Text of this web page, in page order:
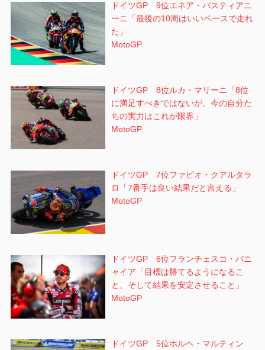
ドイツGP 9位エネア・バスティアニ
ーニ「最後の10周はいいペースで走れ
た」
MotoGP
ドイツGP 8位ルカ・マリーニ「8位
に満足すべきではないが、今の自分た
ちの実力はこれが限界」
MotoGP
ドイツGP 7位ファビオ・クアルタラ
ロ「7番手は良い結果だと言える」
MotoGP
ドイツGP 6位フランチェスコ・バニ
ャイア「目標は勝てるようになるこ
と、そして結果を安定させること」
MotoGP
ドイツGP 5位ホルヘ・マルティン